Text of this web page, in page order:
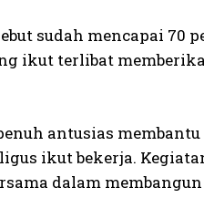
sudah mencapai 70
ikut terlibat
antusias
ikut bekerja.
dalam membangun